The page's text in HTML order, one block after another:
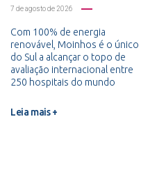
7 de agosto de 2026
Com 100% de energia
renovável, Moinhos é o único
do Sul a alcançar o topo de
avaliação internacional entre
250 hospitais do mundo
Leia mais +